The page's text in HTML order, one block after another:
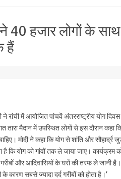
ने 40 हजार लोगों के
हैं
ने रांची में आयोजित पांचवें अंतरराष्ट्रीय योग
तारा मैदान में उपस्थित लोगों से इस दौरान कहा
मोदी ने कहा कि योग से शांति और सौहार्द्र
है कि योग को गांवों तक ले जाया जाए।
गरीबों और आदिवासियों के घरों की तरफ ले जानी
कारण सबसे ज्यादा दर्द गरीबों को होता है।’